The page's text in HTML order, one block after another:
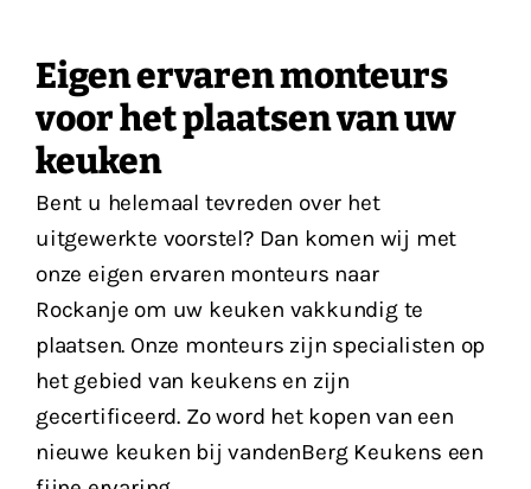
Eigen ervaren monteurs
voor het plaatsen van uw
keuken
Bent u helemaal tevreden over het
uitgewerkte voorstel? Dan komen wij met
onze eigen ervaren monteurs naar
Rockanje om uw keuken vakkundig te
plaatsen. Onze monteurs zijn specialisten op
het gebied van keukens en zijn
gecertificeerd. Zo word het kopen van een
nieuwe keuken bij vandenBerg Keukens een